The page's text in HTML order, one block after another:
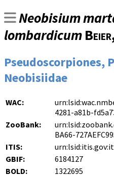
Neobisium
lombardicum Beier
Pseudoscorpiones,
Neobisiidae
WAC:
4281-a81b-
ZooBank:
BA66-
ITIS:
GBIF:
6184127
BOLD:
1322695